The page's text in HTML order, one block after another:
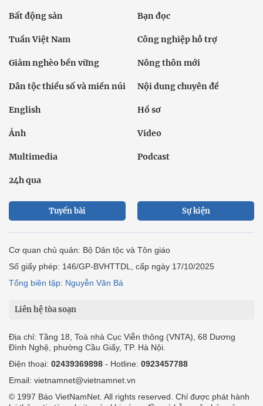
Bất động sản Bạn đọc
Tuần Việt Nam Công nghiệp hỗ trợ
Giảm nghèo bền vững Nông thôn mới
Dân tộc thiểu số và miền núi Nội dung chuyên đề
English Hồ sơ
Ảnh Video
Multimedia Podcast
24h qua
Tuyến bài Sự kiện
Cơ quan chủ quản: Bộ Dân tộc và Tôn giáo
Số giấy phép: 146/GP-BVHTTDL, cấp ngày 17/10/2025
Tổng biên tập: Nguyễn Văn Bá
Liên hệ tòa soạn
Địa chỉ: Tầng 18, Toà nhà Cục Viễn thông (VNTA), 68 Dương
Đình Nghệ, phường Cầu Giấy, TP. Hà Nội.
Điện thoại: 02439369898 - Hotline: 0923457788
Email: vietnamnet@vietnamnet.vn
© 1997 Báo VietNamNet. All rights reserved. Chỉ được phát hành